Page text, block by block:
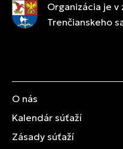
Organizácia je
Trenčianskeho
O nás
Kalendár súťaží
Zásady súťaží